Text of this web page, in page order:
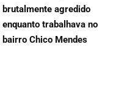
brutalmente agredido
enquanto trabalhava no
bairro Chico Mendes